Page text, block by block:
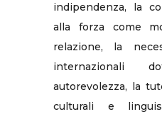
indipendenza, la
alla forza come
relazione, la
internazionali
autorevolezza, la
culturali e